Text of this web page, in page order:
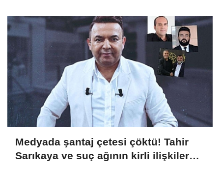
Medyada şantaj çetesi çöktü! Tahir
Sarıkaya ve suç ağının kirli ilişkiler